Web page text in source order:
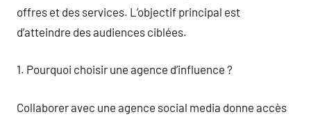
offres et des services. L’objectif principal est
d’atteindre des audiences ciblées.
1. Pourquoi choisir une agence d’influence ?
Collaborer avec une agence social media donne accès